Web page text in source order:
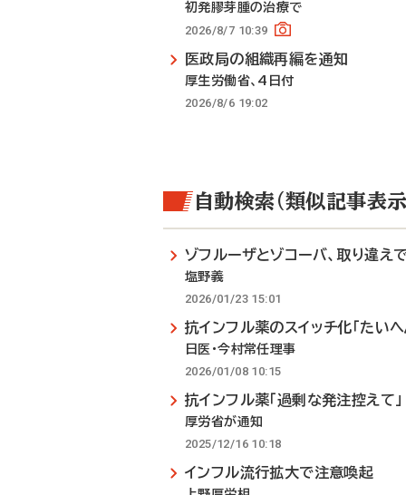
初発膠芽腫の治療で
2026/8/7 10:39
医政局の組織再編を通知
厚生労働省、4日付
2026/8/6 19:02
自動検索（類似記事表示
ゾフルーザとゾコーバ、取り違え
塩野義
2026/01/23 15:01
抗インフル薬のスイッチ化「たいへ
日医・今村常任理事
2026/01/08 10:15
抗インフル薬「過剰な発注控えて」
厚労省が通知
2025/12/16 10:18
インフル流行拡大で注意喚起